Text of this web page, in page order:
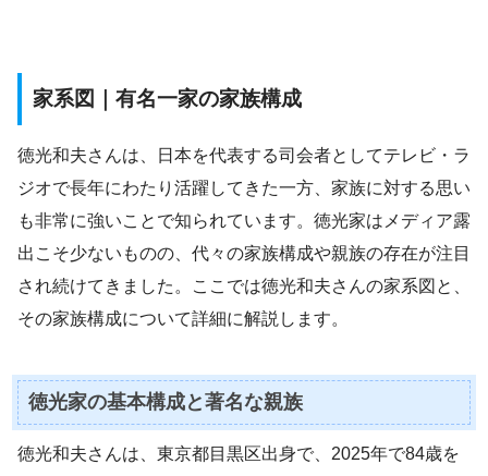
家系図｜有名一家の家族構成
徳光和夫さんは、日本を代表する司会者としてテレビ・ラ
ジオで長年にわたり活躍してきた一方、家族に対する思い
も非常に強いことで知られています。徳光家はメディア露
出こそ少ないものの、代々の家族構成や親族の存在が注目
され続けてきました。ここでは徳光和夫さんの家系図と、
その家族構成について詳細に解説します。
徳光家の基本構成と著名な親族
徳光和夫さんは、東京都目黒区出身で、2025年で84歳を